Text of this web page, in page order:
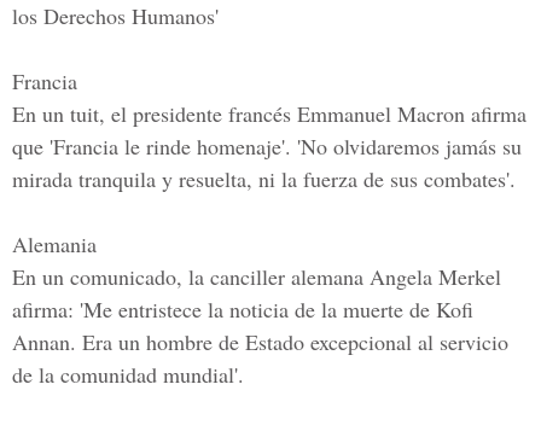
los Derechos Humanos'
Francia
En un tuit, el presidente francés Emmanuel Macron afirma
que 'Francia le rinde homenaje'. 'No olvidaremos jamás su
mirada tranquila y resuelta, ni la fuerza de sus combates'.
Alemania
En un comunicado, la canciller alemana Angela Merkel
afirma: 'Me entristece la noticia de la muerte de Kofi
Annan. Era un hombre de Estado excepcional al servicio
de la comunidad mundial'.